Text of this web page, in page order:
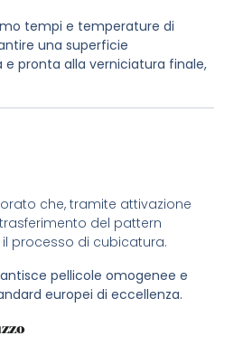
tempi e temperature di
una superficie
pronta alla verniciatura finale,
che, tramite attivazione
del pattern
processo di cubicatura.
pellicole omogenee e
europei di eccellenza.